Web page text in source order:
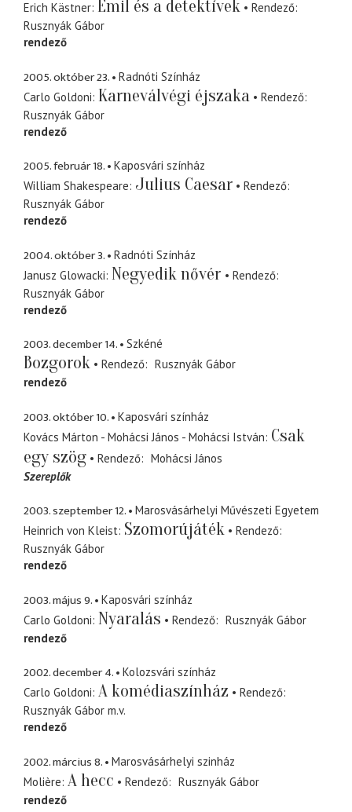
Erich Kästner Emil és a detektívek
Rendező
Rusznyák Gábor
rendező
2005. október 23.
Radnóti Színház
Carlo Goldoni Karneválvégi éjszaka
Rendező
Rusznyák Gábor
rendező
2005. február 18.
Kaposvári színház
William Shakespeare Julius Caesar
Rendező
Rusznyák Gábor
rendező
2004. október 3.
Radnóti Színház
Janusz Glowacki Negyedik nővér
Rendező
Rusznyák Gábor
rendező
2003. december 14. Szkéné
Bozgorok Rendező
Rusznyák Gábor
rendező
2003. október 10.
Kaposvári színház
Kovács Márton - Mohácsi János - Mohácsi István Csak
egy szög
Rendező
Mohácsi János
Szereplők
2003. szeptember 12.
Marosvásárhelyi Művészeti Egyetem
Heinrich von Kleist Szomorújáték
Rendező
Rusznyák Gábor
rendező
2003. május 9.
Kaposvári színház
Carlo Goldoni Nyaralás Rendező
Rusznyák Gábor
rendező
2002. december 4.
Kolozsvári színház
Carlo Goldoni A komédiaszínház
Rendező
Rusznyák Gábor m.v.
rendező
2002. március 8.
Marosvásárhelyi szinház
Molière A hecc Rendező
Rusznyák Gábor
rendező